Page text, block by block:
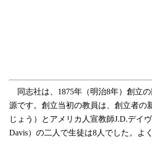
同志社は、1875年（明治8年）創立
源です。創立当初の教員は、創立者の
じょう）とアメリカ人宣教師J.D.デイ
Davis）の二人で生徒は8人でした。よ